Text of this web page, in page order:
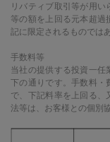
リバティブ取引等が用
等の額を上回る元本超過
記に限定されるものでは
手数料等
当社の提供する投資一任
下の通りです。手数料・
で、下記料率を上回る、
法等は、お客様との個別